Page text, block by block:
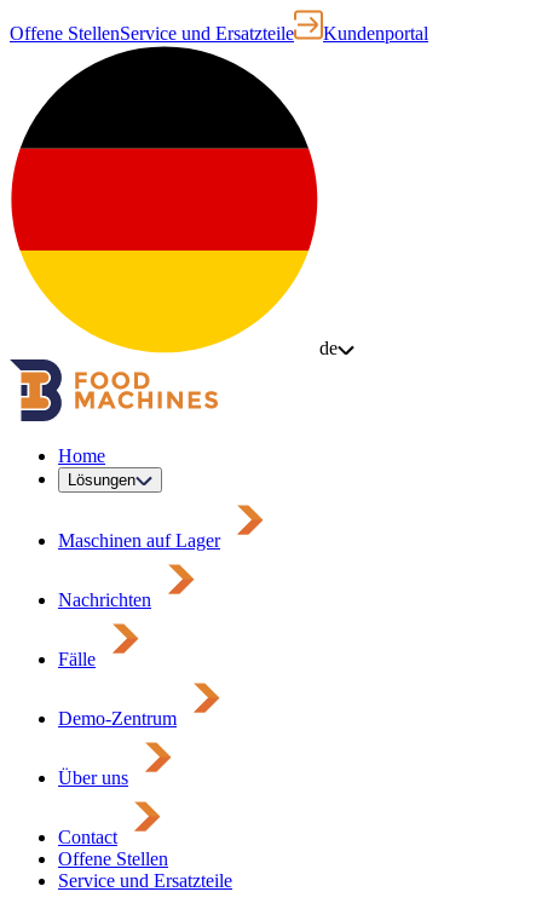
Offene StellenService und Ersatzteile Kundenportal
de
Home
Lösungen
Maschinen auf Lager
Nachrichten
Fälle
Demo-Zentrum
Über uns
Contact
Offene Stellen
Service und Ersatzteile